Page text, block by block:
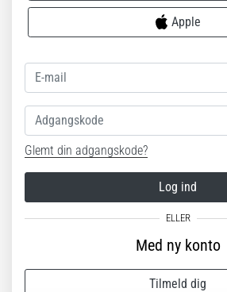
Apple
Adgangskode
Glemt din adgangskode?
Log ind
Med ny konto
Tilmeld dig